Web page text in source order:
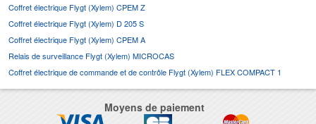
Coffret électrique Flygt (Xylem) CPEM Z
Coffret électrique Flygt (Xylem) D 205 S
Coffret électrique Flygt (Xylem) CPEM A
Relais de surveillance Flygt (Xylem) MICROCAS
Coffret électrique de commande et de contrôle Flygt (Xylem) FLEX COMPACT 1
Moyens de paiement